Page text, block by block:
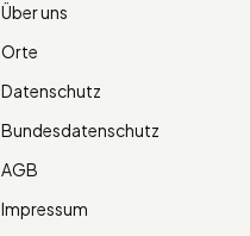
Über uns
Orte
Datenschutz
Bundesdatenschutz
AGB
Impressum